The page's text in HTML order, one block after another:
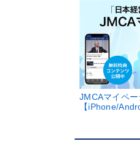
JMCAマイペー
【iPhone/